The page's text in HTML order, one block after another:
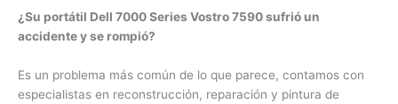
accidente y se rompió?
especialistas en reconstrucción, reparación y pintura de